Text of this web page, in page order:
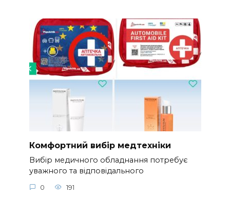
Комфортний вибір медтехніки
Вибір медичного обладнання потребує
уважного та відповідального
0 191